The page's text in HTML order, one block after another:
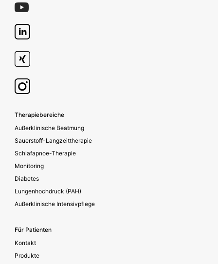
Footer secondary
Therapiebereiche
Außerklinische Beatmung
Sauerstoff-Langzeittherapie
Schlafapnoe-Therapie
Monitoring
Diabetes
Lungenhochdruck (PAH)
Außerklinische Intensivpflege
Für Patienten
Kontakt
Produkte